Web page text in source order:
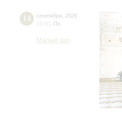
14 сентября 2026
19:00 Пн
Малый зал